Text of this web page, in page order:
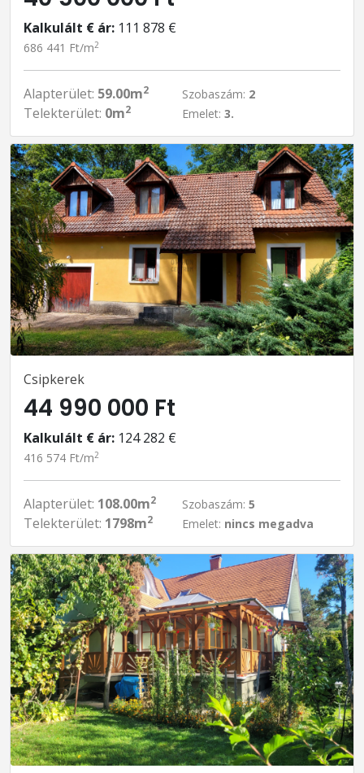
Kalkulált € ár: 111 878 €
686 441 Ft/m2
Alapterület: 59.00m2
Telekterület: 0m2
Szobaszám: 2
Emelet: 3.
Csipkerek
44 990 000 Ft
Kalkulált € ár: 124 282 €
416 574 Ft/m2
Alapterület: 108.00m2
Telekterület: 1798m2
Szobaszám: 5
Emelet: nincs megadva